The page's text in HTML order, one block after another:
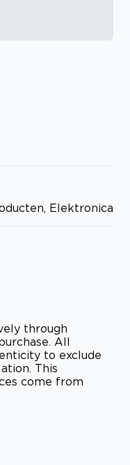
Elektronica
through
All
to exclude
This
come from